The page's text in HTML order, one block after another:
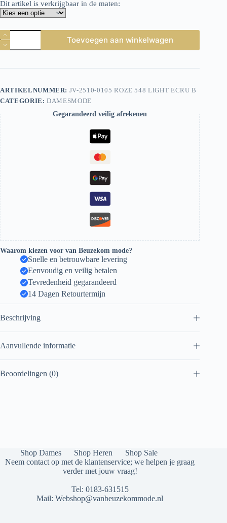
Dit artikel is verkrijgbaar in de maten:
Josh
V
Blouse
JV-
548
Light
aantal
Toevoegen aan winkelwagen
ARTIKELNUMMER: JV-2510-0105 ROZE 548 LIGHT ECRU B
CATEGORIE:DAMESMODE
Gegarandeerd veilig afrekenen
Waarom kiezen voor van Beuzekom mode?
Snelle en betrouwbare levering
Eenvoudig en veilig betalen
Tevredenheid gegarandeerd
14 Dagen Retourtermijn
Beschrijving
Aanvullende informatie
Beoordelingen (0)
Shop Dames Shop Heren
Shop Sale
Neem contact op met de klantenservice; we helpen je graag
verder met jouw vraag!
Tel: 0183-631515
Mail:Webshop@vanbeuzekommode.nl